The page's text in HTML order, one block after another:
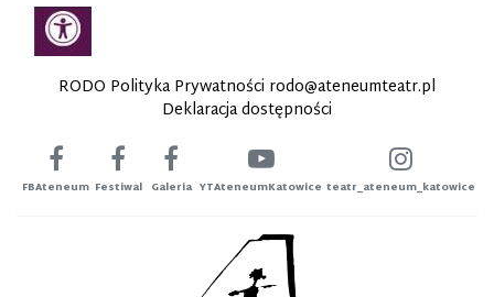
RODO Polityka Prywatności rodo@ateneumteatr.pl
Deklaracja dostępności
FBAteneum Festiwal Galeria YTAteneumKatowice teatr_ateneum_katowice